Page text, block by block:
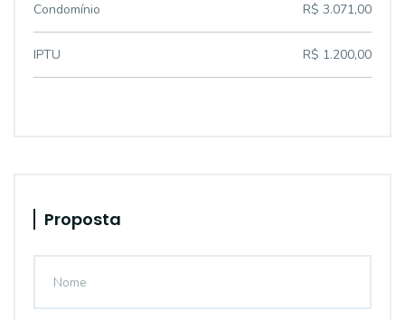
Condomínio R$ 3.071,00
IPTU R$ 1.200,00
Proposta